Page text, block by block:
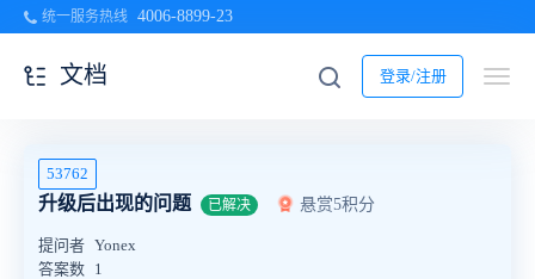
统一服务热线 4006-8899-23
登录/注册
文档
53762
升级后出现的问题 已解决 悬赏5积分
提问者 Yonex
答案数 1